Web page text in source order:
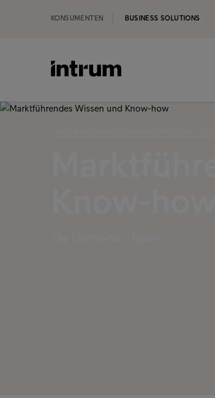
KONSUMENTEN BUSINESS SOLUTIONS
‹ RÜCKFORDERUNG VON KMU-DARLEHEN - DER